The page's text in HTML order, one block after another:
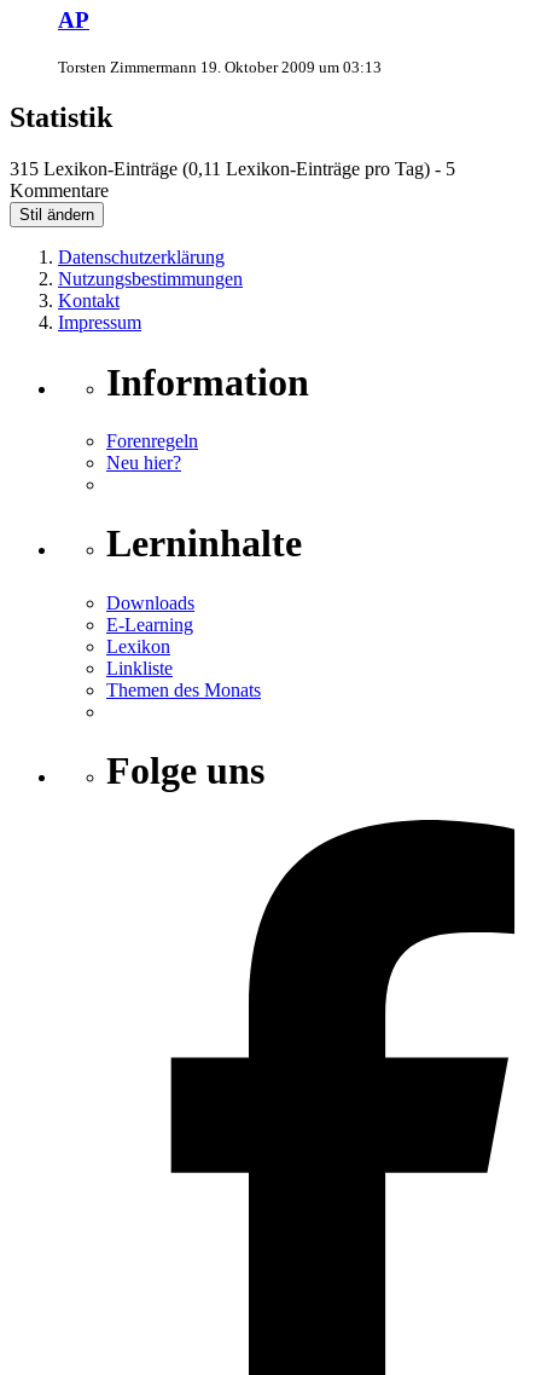
AP
Torsten Zimmermann 19. Oktober 2009 um 03:13
Statistik
315 Lexikon-Einträge (0,11 Lexikon-Einträge pro Tag) - 5
Kommentare
Stil ändern
Datenschutzerklärung
Nutzungsbestimmungen
Kontakt
Impressum
Information
Forenregeln
Neu hier?
Lerninhalte
Downloads
E-Learning
Lexikon
Linkliste
Themen des Monats
Folge uns